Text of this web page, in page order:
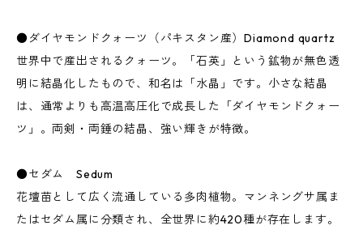
●ダイヤモンドクォーツ（パキスタン産）Diamond quartz
世界中で産出されるクォーツ。「石英」という鉱物が無色透
明に結晶化したもので、和名は「水晶」です。小さな結晶
は、通常よりも高温高圧化で成長した「ダイヤモンドクォー
ツ」。両剣・両錘の結晶、強い輝きが特徴。
●セダム Sedum
花壇苗として広く流通している多肉植物。マンネングサ属ま
たはセダム属に分類され、全世界に約420種が存在します。